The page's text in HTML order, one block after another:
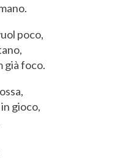
poco,
già foco.
gioco,